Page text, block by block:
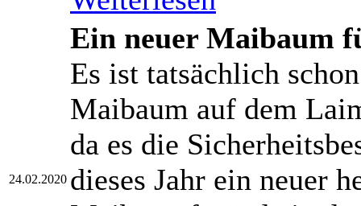
24.02.2020
Ein neuer Maibaum
Es ist tatsächlich
Maibaum auf dem
da es die
dieses Jahr ein neuer